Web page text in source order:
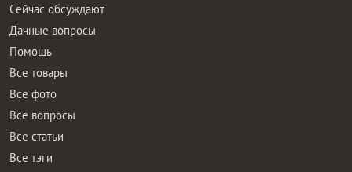
Сейчас обсуждают
Дачные вопросы
Помощь
Все товары
Все фото
Все вопросы
Все статьи
Все тэги